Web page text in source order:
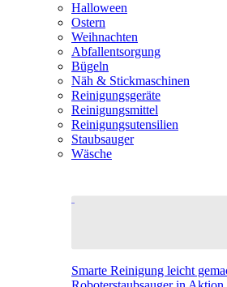
Halloween
Ostern
Weihnachten
Abfallentsorgung
Bügeln
Näh & Stickmaschinen
Reinigungsgeräte
Reinigungsmittel
Reinigungsutensilien
Staubsauger
Wäsche
Smarte Reinigung leicht